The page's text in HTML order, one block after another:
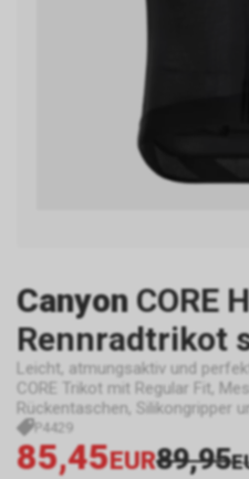
Canyon CORE
Rennradtrikot
Leicht, atmungsaktiv und
CORE Trikot mit Regular Fit,
Rückentaschen, Silikongripper
P4429
85,45EUR89,95